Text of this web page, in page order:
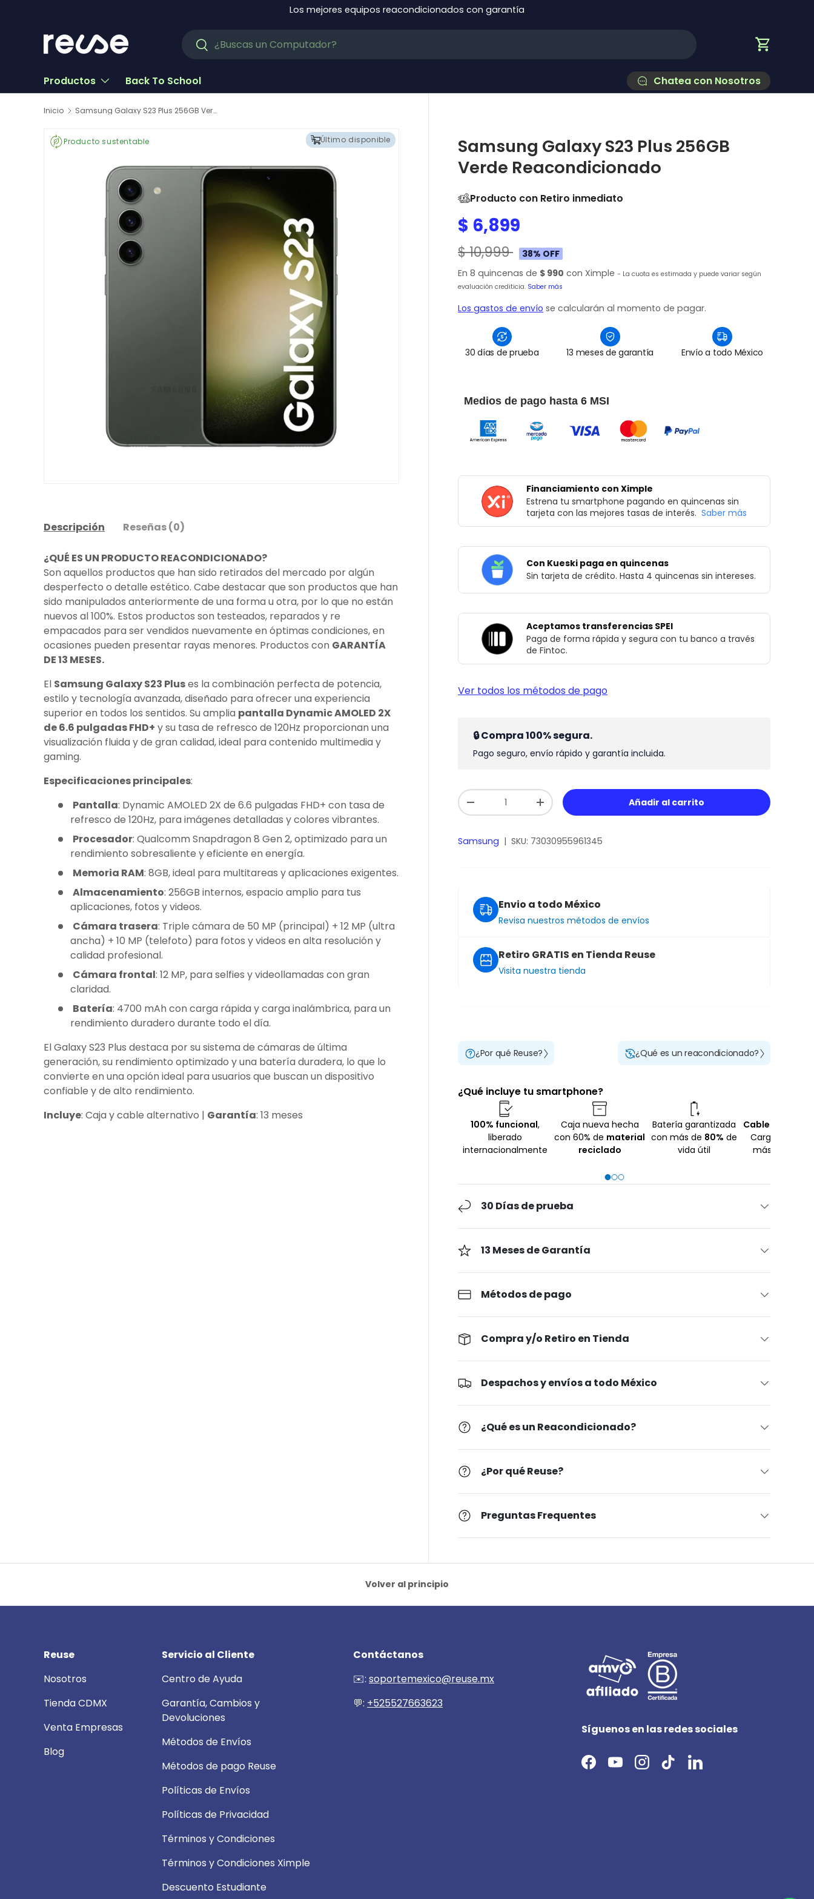
Los mejores equipos reacondicionados con garantía
Buscar Carrito
Productos Back To School Chatea con Nosotros
Inicio Samsung Galaxy S23 Plus 256GB Verde Reacondicionado
Producto sustentable Último disponible
Samsung Galaxy S23 Plus 256GB
Verde Reacondicionado
Producto con Retiro inmediato
$ 6,899
$ 10,999
38% OFF
En 8 quincenas de $ 990 con Ximple - La cuota es estimada y puede variar según
evaluación crediticia. Saber más
Los gastos de envío se calcularán al momento de pagar.
30 días de prueba 13 meses de garantía Envío a todo México
Medios de pago hasta 6 MSI
Financiamiento con Ximple
Estrena tu smartphone pagando en quincenas sin
tarjeta con las mejores tasas de interés. Saber más
Con Kueski paga en quincenas
Sin tarjeta de crédito. Hasta 4 quincenas sin intereses.
Aceptamos transferencias SPEI
Paga de forma rápida y segura con tu banco a través
de Fintoc.
Ver todos los métodos de pago
🔒 Compra 100% segura.
Pago seguro, envío rápido y garantía incluida.
Cant.
-
+ Añadir al carrito
Samsung | SKU: 73030955961345
Envio a todo México
Revisa nuestros métodos de envíos
Retiro GRATIS en Tienda Reuse
Visita nuestra tienda
¿Por qué Reuse? ¿Qué es un reacondicionado?
¿Qué incluye tu smartphone?
100% funcional,
liberado
internacionalmente
Caja nueva hecha
con 60% de material
reciclado
Batería garantizada
con más de 80% de
vida útil
Cable USB
Cargador para
más
30 Días de prueba
13 Meses de Garantía
Métodos de pago
Compra y/o Retiro en Tienda
Despachos y envíos a todo México
¿Qué es un Reacondicionado?
¿Por qué Reuse?
Preguntas Frequentes
Descripción Reseñas (0)
¿QUÉ ES UN PRODUCTO REACONDICIONADO?
Son aquellos productos que han sido retirados del mercado por algún
desperfecto o detalle estético. Cabe destacar que son productos que han
sido manipulados anteriormente de una forma u otra, por lo que no están
nuevos al 100%. Estos productos son testeados, reparados y re
empacados para ser vendidos nuevamente en óptimas condiciones, en
ocasiones pueden presentar rayas menores. Productos con GARANTÍA
DE 13 MESES.
El Samsung Galaxy S23 Pluses la combinación perfecta de potencia,
estilo y tecnología avanzada, diseñado para ofrecer una experiencia
superior en todos los sentidos. Su amplia pantalla Dynamic AMOLED 2X
de 6.6 pulgadas FHD+ y su tasa de refresco de 120Hz proporcionan una
visualización fluida y de gran calidad, ideal para contenido multimedia y
gaming.
Especificaciones principales:
Pantalla: Dynamic AMOLED 2X de 6.6 pulgadas FHD+ con tasa de
refresco de 120Hz, para imágenes detalladas y colores vibrantes.
Procesador: Qualcomm Snapdragon 8 Gen 2, optimizado para un
rendimiento sobresaliente y eficiente en energía.
Memoria RAM: 8GB, ideal para multitareas y aplicaciones exigentes.
Almacenamiento: 256GB internos, espacio amplio para tus
aplicaciones, fotos y videos.
Cámara trasera: Triple cámara de 50 MP (principal) + 12 MP (ultra
ancha) + 10 MP (telefoto) para fotos y videos en alta resolución y
calidad profesional.
Cámara frontal: 12 MP, para selfies y videollamadas con gran
claridad.
Batería: 4700 mAh con carga rápida y carga inalámbrica, para un
rendimiento duradero durante todo el día.
El Galaxy S23 Plus destaca por su sistema de cámaras de última
generación, su rendimiento optimizado y una batería duradera, lo que lo
convierte en una opción ideal para usuarios que buscan un dispositivo
confiable y de alto rendimiento.
Incluye: Caja y cable alternativo | Garantía: 13 meses
Volver al principio
Reuse
Nosotros
Tienda CDMX
Venta Empresas
Blog
Servicio al Cliente
Centro de Ayuda
Garantía, Cambios y
Devoluciones
Métodos de Envíos
Métodos de pago Reuse
Políticas de Envíos
Políticas de Privacidad
Términos y Condiciones
Términos y Condiciones Ximple
Descuento Estudiante
Contáctanos
✉️: soportemexico@reuse.mx
💬: +525527663623
Síguenos en las redes sociales
Facebook
YouTubeInstagram
TikTokLinkedIn